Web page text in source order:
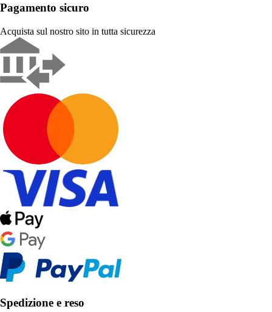
Pagamento sicuro
Acquista sul nostro sito in tutta sicurezza
Spedizione e reso